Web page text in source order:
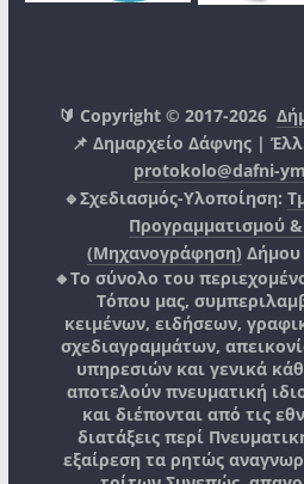
🔰 Copyright © 2017-2026
📌 Δημαρχείο Δάφνης |
protokolo@dafni-
🔹Σχεδιασμός-Υλοποίηση:
Προγραμματισμού
(Μηχανογράφηση) Δήμου
🔸Το σύνολο του
Τόπου μας,
κειμένων, ειδήσεων,
σχεδιαγραμμάτων,
υπηρεσιών και γενικά
αποτελούν πνευματική
και διέπονται από τις
διατάξεις περί
εξαίρεση τα ρητώς